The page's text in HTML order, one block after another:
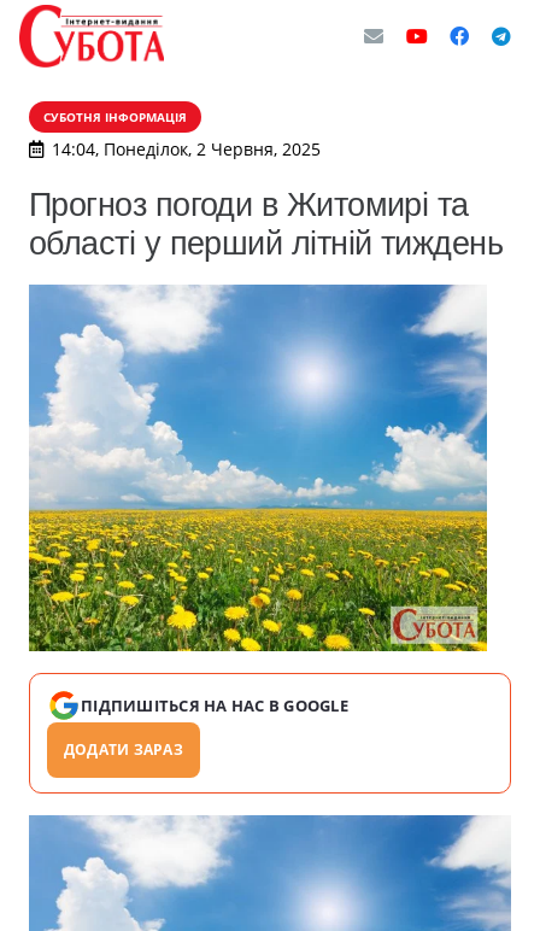
СУБОТНЯ ІНФОРМАЦІЯ
14:04, Понеділок, 2 Червня, 2025
Прогноз погоди в Житомирі та
області у перший літній тиждень
ПІДПИШІТЬСЯ НА НАС В GOOGLE
ДОДАТИ ЗАРАЗ